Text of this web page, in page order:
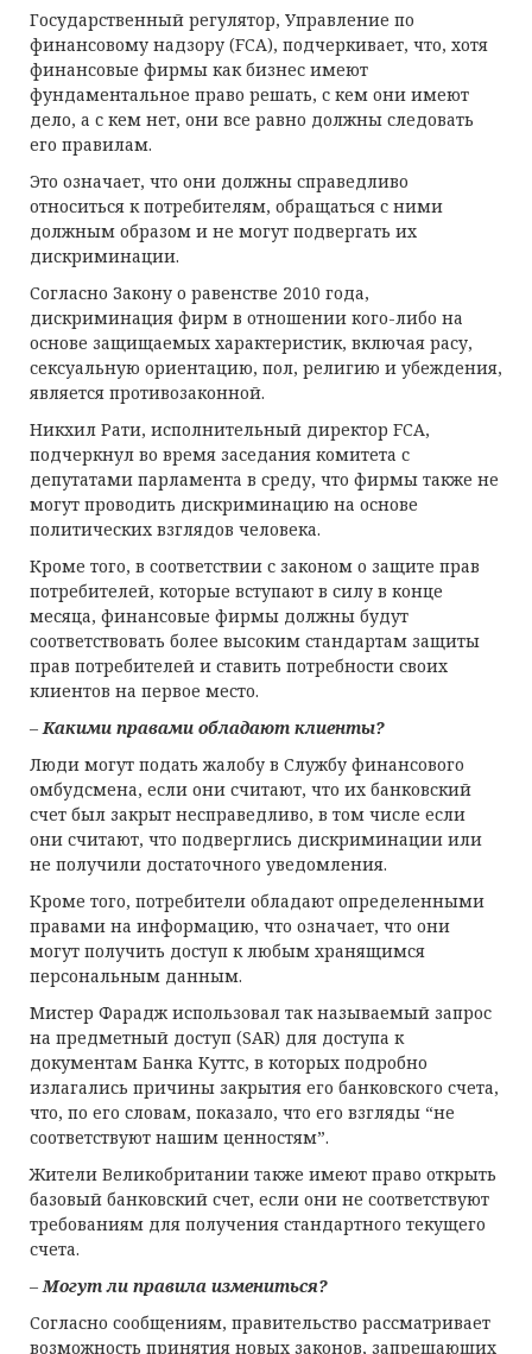
Государственный регулятор, Управление по
финансовому надзору (FCA), подчеркивает, что, хотя
финансовые фирмы как бизнес имеют
фундаментальное право решать, с кем они имеют
дело, а с кем нет, они все равно должны следовать
его правилам.
Это означает, что они должны справедливо
относиться к потребителям, обращаться с ними
должным образом и не могут подвергать их
дискриминации.
Согласно Закону о равенстве 2010 года,
дискриминация фирм в отношении кого-либо на
основе защищаемых характеристик, включая расу,
сексуальную ориентацию, пол, религию и убеждения,
является противозаконной.
Никхил Рати, исполнительный директор FCA,
подчеркнул во время заседания комитета с
депутатами парламента в среду, что фирмы также не
могут проводить дискриминацию на основе
политических взглядов человека.
Кроме того, в соответствии с законом о защите прав
потребителей, которые вступают в силу в конце
месяца, финансовые фирмы должны будут
соответствовать более высоким стандартам защиты
прав потребителей и ставить потребности своих
клиентов на первое место.
–Какими правами обладают клиенты?
Люди могут подать жалобу в Службу финансового
омбудсмена, если они считают, что их банковский
счет был закрыт несправедливо, в том числе если
они считают, что подверглись дискриминации или
не получили достаточного уведомления.
Кроме того, потребители обладают определенными
правами на информацию, что означает, что они
могут получить доступ к любым хранящимся
персональным данным.
Мистер Фарадж использовал так называемый запрос
на предметный доступ (SAR) для доступа к
документам Банка Куттс, в которых подробно
излагались причины закрытия его банковского счета,
что, по его словам, показало, что его взгляды “не
соответствуют нашим ценностям”.
Жители Великобритании также имеют право открыть
базовый банковский счет, если они не соответствуют
требованиям для получения стандартного текущего
счета.
–Могут ли правила измениться?
Согласно сообщениям, правительство рассматривает
возможность принятия новых законов, запрещающих